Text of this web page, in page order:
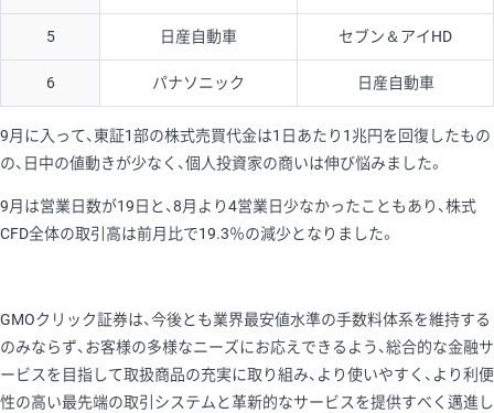
5 日産自動車 セブン＆アイHD
6 パナソニック 日産自動車
9月に入って、東証1部の株式売買代金は1日あたり1兆円を回復したもの
の、日中の値動きが少なく、個人投資家の商いは伸び悩みました。
9月は営業日数が19日と、8月より4営業日少なかったこともあり、株式
CFD全体の取引高は前月比で19.3％の減少となりました。
GMOクリック証券は、今後とも業界最安値水準の手数料体系を維持する
のみならず、お客様の多様なニーズにお応えできるよう、総合的な金融サ
ービスを目指して取扱商品の充実に取り組み、より使いやすく、より利便
性の高い最先端の取引システムと革新的なサービスを提供すべく邁進し